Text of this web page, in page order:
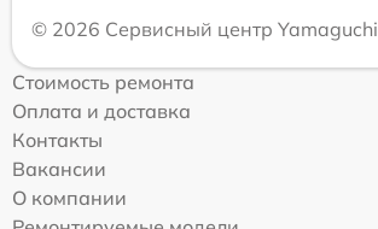
© 2026 Сервисный центр Yamaguchi
Стоимость ремонта
Оплата и доставка
Контакты
Вакансии
О компании